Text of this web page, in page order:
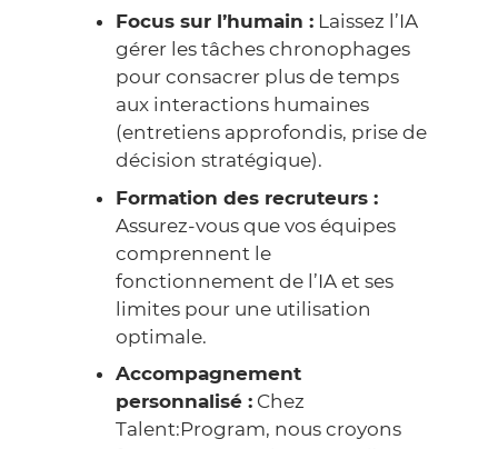
Focus sur l’humain : Laissez l’IA
gérer les tâches chronophages
pour consacrer plus de temps
aux interactions humaines
(entretiens approfondis, prise de
décision stratégique).
Formation des recruteurs :
Assurez-vous que vos équipes
comprennent le
fonctionnement de l’IA et ses
limites pour une utilisation
optimale.
Accompagnement
personnalisé : Chez
Talent:Program, nous croyons